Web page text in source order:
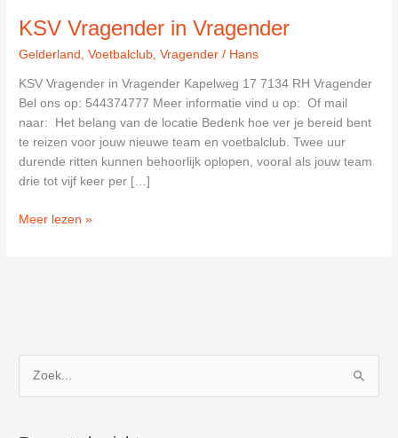
KSV Vragender in Vragender
Gelderland ,Voetbalclub ,Vragender / Hans
KSV Vragender in Vragender Kapelweg 17 7134 RH Vragender
Bel ons op: 544374777 Meer informatie vind u op: Of mail
naar: Het belang van de locatie Bedenk hoe ver je bereid bent
te reizen voor jouw nieuwe team en voetbalclub. Twee uur
durende ritten kunnen behoorlijk oplopen, vooral als jouw team
drie tot vijf keer per […]
KSV
Meer lezen »